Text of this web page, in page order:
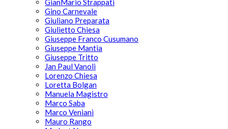
GianMario Strappati
Gino Carnevale
Giuliano Preparata
Giulietto Chiesa
Giuseppe Franco Cusumano
Giuseppe Mantia
Giuseppe Tritto
Jan Paul Vanoli
Lorenzo Chiesa
Loretta Bolgan
Manuela Magistro
Marco Saba
Marco Veniani
Mauro Rango